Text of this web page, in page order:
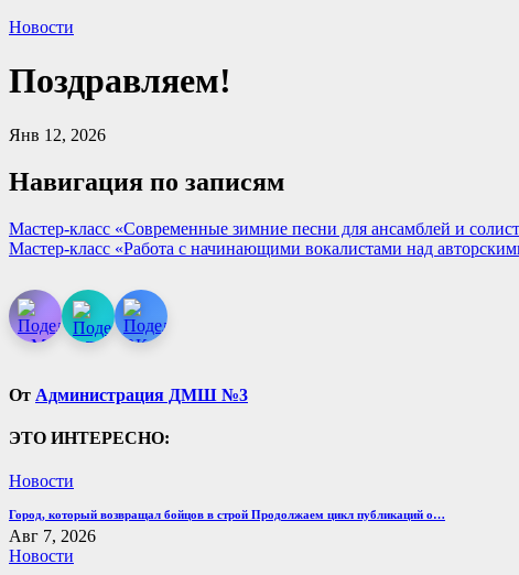
Новости
Поздравляем!
Янв 12, 2026
Навигация по записям
Мастер-класс «Современные зимние песни для ансамблей и
Мастер-класс «Работа с начинающими вокалистами над
От Администрация ДМШ №3
ЭТО ИНТЕРЕСНО:
Новости
Город, который возвращал бойцов в строй Продолжаем цикл публикаций о…
Авг 7, 2026
Новости